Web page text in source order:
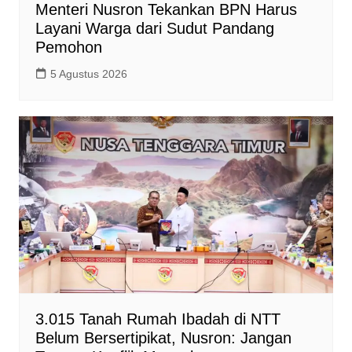
Menteri Nusron Tekankan BPN Harus
Layani Warga dari Sudut Pandang
Pemohon
5 Agustus 2026
3.015 Tanah Rumah Ibadah di NTT
Belum Bersertipikat, Nusron: Jangan